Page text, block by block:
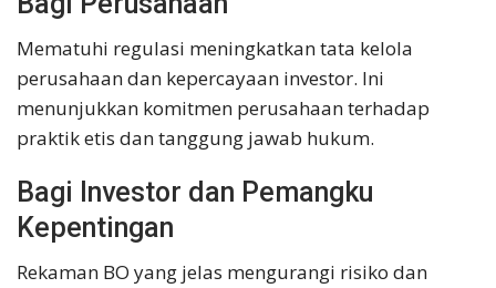
Mematuhi regulasi meningkatkan tata kelola
perusahaan dan kepercayaan investor. Ini
menunjukkan komitmen perusahaan terhadap
praktik etis dan tanggung jawab hukum.
Bagi Investor dan Pemangku
Kepentingan
Rekaman BO yang jelas mengurangi risiko dan